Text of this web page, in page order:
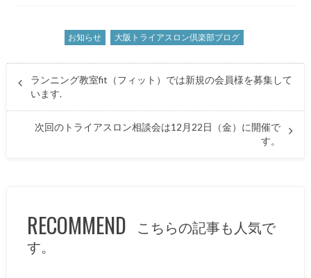
お知らせ 大阪トライアスロン倶楽部ブログ
ランニング教室fit（フィット）では新規の会員様を募集して
います.
次回のトライアスロン相談会は12月22日（金）に開催で
す。
RECOMMEND
こちらの記事も人気で
す。